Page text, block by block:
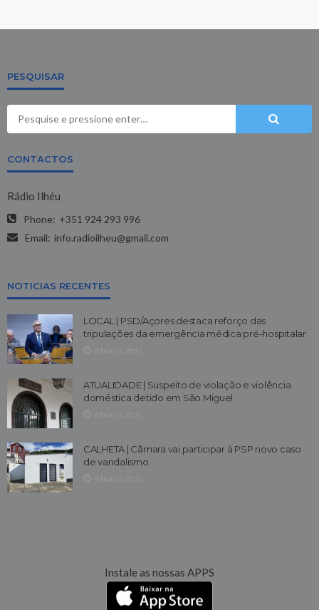
PESQUISAR
CONTACTOS
Rádio Ilhéu
Phone: +351 924 293 996
Email: info.radioilheu@gmail.com
NOTICIAS RECENTES
LOCAL | PSD/Açores destaca reforço das
tripulações da emergência médica pré-hospitalar
ATUALIDADE | Suspeito de violação e violência
doméstica detido em São Miguel
CALHETA | Câmara vai participar à PSP novo caso
de vandalismo
Instale as nossas APPS